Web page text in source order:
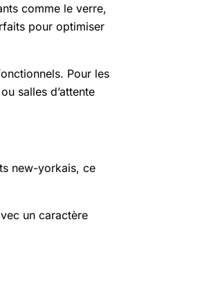
comme le verre,
pour optimiser
Pour les
salles d’attente
new-yorkais, ce
un caractère